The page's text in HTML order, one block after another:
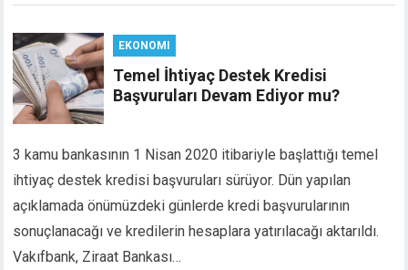
panel
panel
panel
panel
Panel
panel
Panel
EKONOMI
Temel İhtiyaç Destek Kredisi
Başvuruları Devam Ediyor mu?
3 kamu bankasının 1 Nisan 2020 itibariyle başlattığı temel
ihtiyaç destek kredisi başvuruları sürüyor. Dün yapılan
açıklamada önümüzdeki günlerde kredi başvurularının
sonuçlanacağı ve kredilerin hesaplara yatırılacağı aktarıldı.
Vakıfbank, Ziraat Bankası…